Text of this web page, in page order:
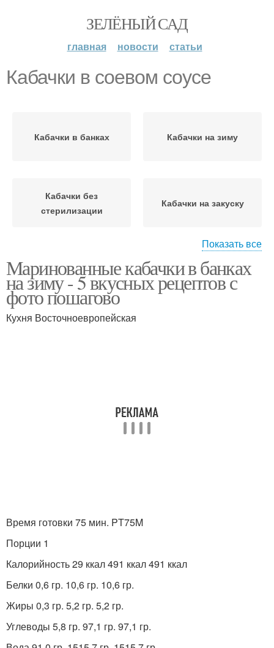
ЗЕЛЁНЫЙ САД
главная новости статьи
Кабачки в соевом соусе
Кабачки в банках Кабачки на зиму
Кабачки без
стерилизации
Кабачки на закуску
Кабачки в пакете Кабачки с уксусом
Показать все
Маринованные кабачки в банках
на зиму - 5 вкусных рецептов с
фото пошагово
Кухня Восточноевропейская
Время готовки 75 мин. PT75M
Порции 1
Калорийность 29 ккал 491 ккал 491 ккал
Белки 0,6 гр. 10,6 гр. 10,6 гр.
Жиры 0,3 гр. 5,2 гр. 5,2 гр.
Углеводы 5,8 гр. 97,1 гр. 97,1 гр.